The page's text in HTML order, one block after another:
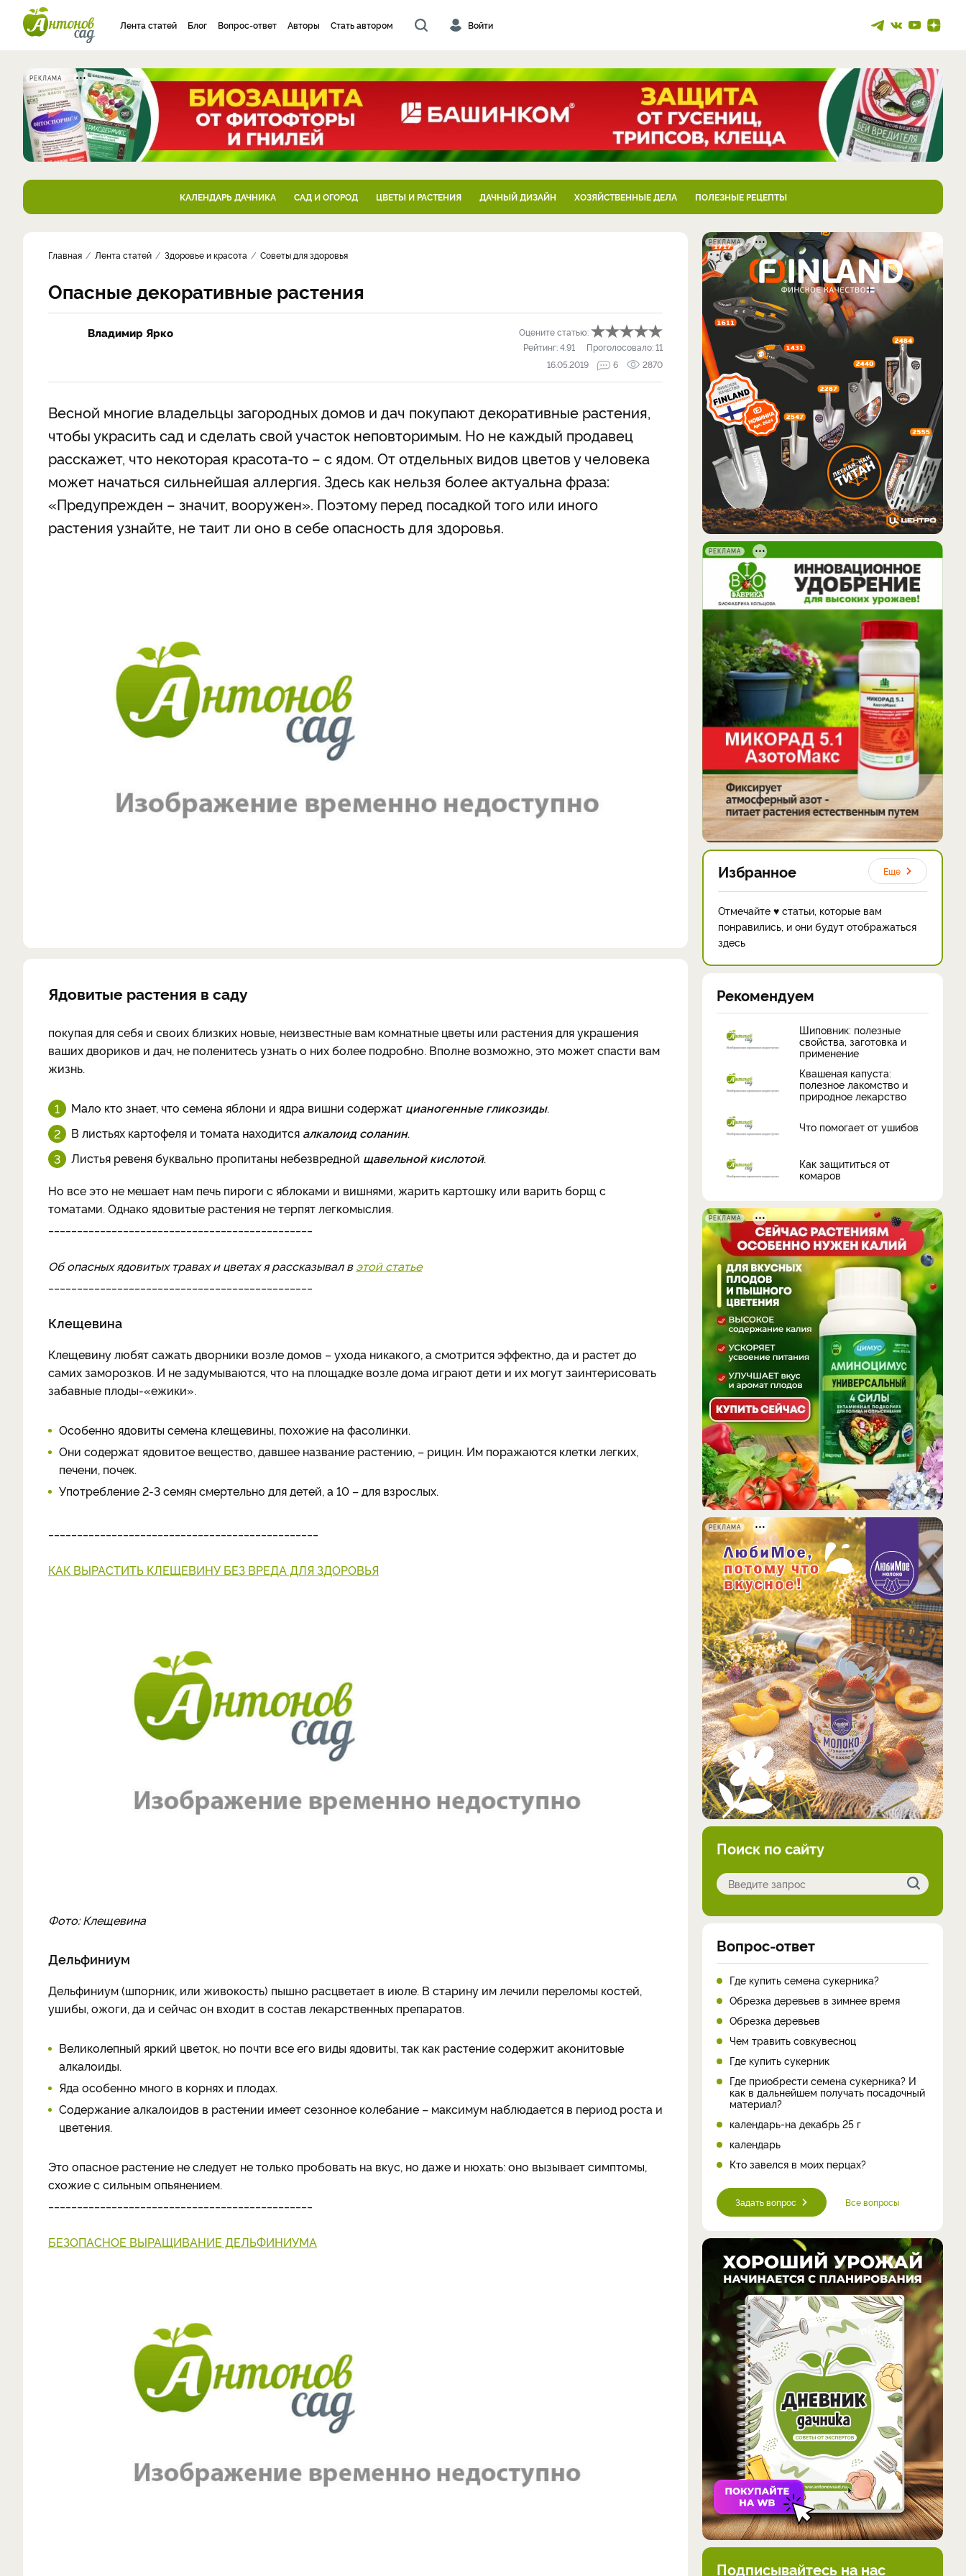
Лента статей Блог Вопрос-ответ Авторы Стать автором Войти
РЕКЛАМА
КАЛЕНДАРЬ ДАЧНИКА САД И ОГОРОД ЦВЕТЫ И РАСТЕНИЯ ДАЧНЫЙ ДИЗАЙН ХОЗЯЙСТВЕННЫЕ ДЕЛА ПОЛЕЗНЫЕ РЕЦЕПТЫ
Главная Лента статей Здоровье и красота Советы для здоровья
Опасные декоративные растения
Владимир Ярко
Оцените статью:
Рейтинг:4.91 Проголосовало:11
16.05.2019
6 2870
Весной многие владельцы загородных домов и дач покупают декоративные растения,
чтобы украсить сад и сделать свой участок неповторимым. Но не каждый продавец
расскажет, что некоторая красота-то – с ядом. От отдельных видов цветов у человека
может начаться сильнейшая аллергия. Здесь как нельзя более актуальна фраза:
«Предупрежден – значит, вооружен». Поэтому перед посадкой того или иного
растения узнайте, не таит ли оно в себе опасность для здоровья.
Ядовитые растения в саду
покупая для себя и своих близких новые, неизвестные вам комнатные цветы или растения для украшения
ваших двориков и дач, не поленитесь узнать о них более подробно. Вполне возможно, это может спасти вам
жизнь.
Мало кто знает, что семена яблони и ядра вишни содержат цианогенные гликозиды.
В листьях картофеля и томата находится алкалоид соланин.
Листья ревеня буквально пропитаны небезвредной щавельной кислотой.
Но все это не мешает нам печь пироги с яблоками и вишнями, жарить картошку или варить борщ с
томатами. Однако ядовитые растения не терпят легкомыслия.
Об опасных ядовитых травах и цветах я рассказывал вэтой статье
Клещевина
Клещевину любят сажать дворники возле домов – ухода никакого, а смотрится эффектно, да и растет до
самих заморозков. И не задумываются, что на площадке возле дома играют дети и их могут заинтерисовать
забавные плоды-«ежики».
Особенно ядовиты семена клещевины, похожие на фасолинки.
Они содержат ядовитое вещество, давшее название растению, – рицин. Им поражаются клетки легких,
печени, почек.
Употребление 2-3 семян смертельно для детей, а 10 – для взрослых.
КАК ВЫРАСТИТЬ КЛЕЩЕВИНУ БЕЗ ВРЕДА ДЛЯ ЗДОРОВЬЯ
Фото: Клещевина
Дельфиниум
Дельфиниум (шпорник, или живокость) пышно расцветает в июле. В старину им лечили переломы костей,
ушибы, ожоги, да и сейчас он входит в состав лекарственных препаратов.
Великолепный яркий цветок, но почти все его виды ядовиты, так как растение содержит аконитовые
алкалоиды.
Яда особенно много в корнях и плодах.
Содержание алкалоидов в растении имеет сезонное колебание – максимум наблюдается в период роста и
цветения.
Это опасное растение не следует не только пробовать на вкус, но даже и нюхать: оно вызывает симптомы,
схожие с сильным опьянением.
БЕЗОПАСНОЕ ВЫРАЩИВАНИЕ ДЕЛЬФИНИУМА
РЕКЛАМА
РЕКЛАМА
Избранное Еще
Отмечайте ♥ статьи, которые вам
понравились, и они будут отображаться
здесь
Рекомендуем
Шиповник: полезные
свойства, заготовка и
применение
Квашеная капуста:
полезное лакомство и
природное лекарство
Что помогает от ушибов
Как защититься от
комаров
РЕКЛАМА
РЕКЛАМА
Поиск по сайту
Вопрос-ответ
Где купить семена сукерника?
Обрезка деревьев в зимнее время
Обрезка деревьев
Чем травить совкувесноц
Где купить сукерник
Где приобрести семена сукерника? И
как в дальнейшем получать посадочный
материал?
календарь-на декабрь 25 г
календарь
Кто завелся в моих перцах?
Задать вопрос Все вопросы
Подписывайтесь на нас